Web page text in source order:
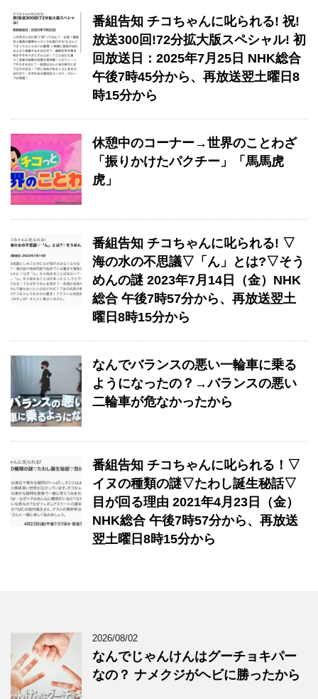
番組告知 チコちゃんに叱られる! 祝!
放送300回!72分拡大版スペシャル! 初
回放送日：2025年7月25日 NHK総合
午後7時45分から、再放送翌土曜日8
時15分から
休憩中のコーナー→世界のことわざ
「振りかけたパクチー」「馬馬虎
虎」
番組告知 チコちゃんに叱られる! ▽
海の水の不思議▽「ん」とは?▽そう
めんの謎 2023年7月14日（金）NHK
総合 午後7時57分から、再放送翌土
曜日8時15分から
なんでバランスの悪い一輪車に乗る
ようになったの？→バランスの悪い
二輪車が危なかったから
番組告知 チコちゃんに叱られる！▽
イヌの種類の謎▽たわし誕生秘話▽
目が回る理由 2021年4月23日（金）
NHK総合 午後7時57分から、再放送
翌土曜日8時15分から
2026/08/02
なんでじゃんけんはグーチョキパー
なの？ ナメクジがヘビに勝ったから